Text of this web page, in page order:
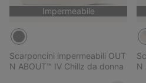
Impermeabile
Scarponcini impermeabili OUT
N ABOUT™ IV Chillz da donna
N